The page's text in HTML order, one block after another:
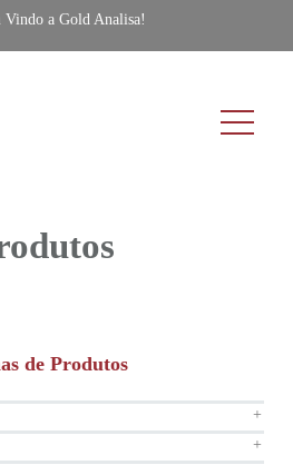
Vindo a Gold Analisa!
de Produtos
+
+